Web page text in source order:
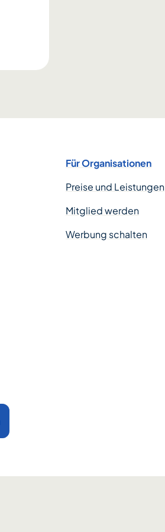
Für Organisationen
Preise und Leistungen
Mitglied werden
Werbung schalten